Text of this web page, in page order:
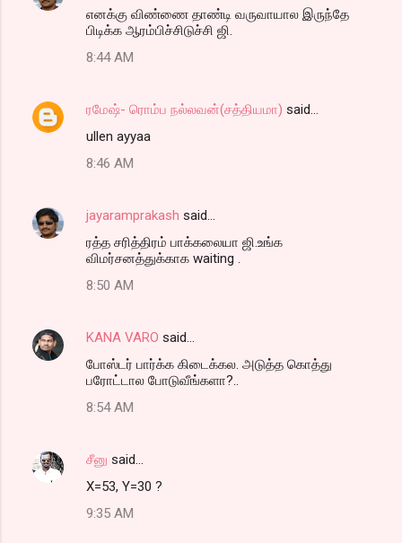
எனக்கு விண்ணை தாண்டி வருவாயால இருந்தே
பிடிக்க ஆரம்பிச்சிடுச்சி ஜி.
8:44 AM
ரமேஷ்- ரொம்ப நல்லவன்(சத்தியமா) said…
ullen ayyaa
8:46 AM
jayaramprakash said…
ரத்த சரித்திரம் பாக்கலையா ஜி.உங்க
விமர்சனத்துக்காக waiting .
8:50 AM
KANA VARO said…
போஸ்டர் பார்க்க கிடைக்கல. அடுத்த கொத்து
பரோட்டால போடுவீங்களா?..
8:54 AM
சீனு said…
X=53, Y=30 ?
9:35 AM